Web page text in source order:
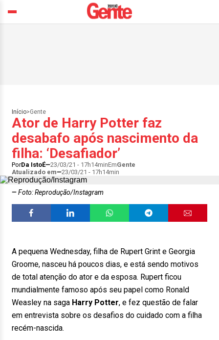
Início>Gente
Ator de Harry Potter faz
desabafo após nascimento da
filha: ‘Desafiador’
PorDa IstoÉ 23/03/21 - 17h14minEmGente
Atualizado em
23/03/21 - 17h14min
Foto: Reprodução/Instagram
A pequena Wednesday, filha de Rupert Grint e Georgia
Groome, nasceu há poucos dias, e está sendo motivos
de total atenção do ator e da esposa. Rupert ficou
mundialmente famoso após seu papel como Ronald
Weasley na saga Harry Potter, e fez questão de falar
em entrevista sobre os desafios do cuidado com a filha
recém-nascida.